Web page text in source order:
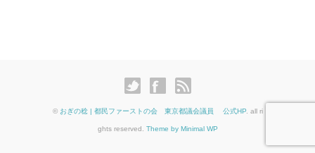
© おぎの稔 | 都民ファーストの会 東京都議会議員 公式HP. all ri
ghts reserved. Theme by Minimal WP